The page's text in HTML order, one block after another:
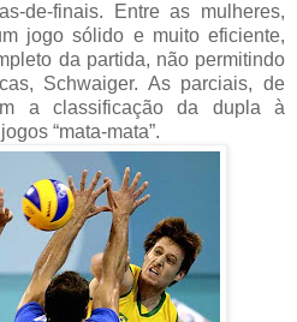
de-finais. Entre as mulheres,
jogo sólido e muito eficiente,
da partida, não permitindo
Schwaiger. As parciais, de
a classificação da dupla à
“mata-mata”.